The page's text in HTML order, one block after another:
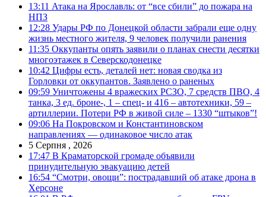
13:11 Атака на Ярославль: от “все сбили” до пожара на
НПЗ
12:28 Удары РФ по Донецкой области забрали еще одну
жизнь местного жителя, 9 человек получили ранения
11:35 Оккупанты опять заявили о планах снести десятки
многоэтажек в Северскодонецке
10:42 Цифры есть, деталей нет: новая сводка из
Горловки от оккупантов. Заявлено о раненых
09:59 Уничтожены 4 вражеских РСЗО, 7 средств ПВО, 4
танка, 3 ед. броне-, 1 – спец- и 416 – автотехники, 59 –
артиллерии. Потери РФ в живой силе – 1330 “штыков”!
09:06 На Покровском и Константиновском
направлениях — одинаковое число атак
5 Серпня , 2026
17:47 В Краматорской громаде объявили
принудительную эвакуацию детей
16:54 “Смотри, овощи”: пострадавший об атаке дрона в
Херсоне